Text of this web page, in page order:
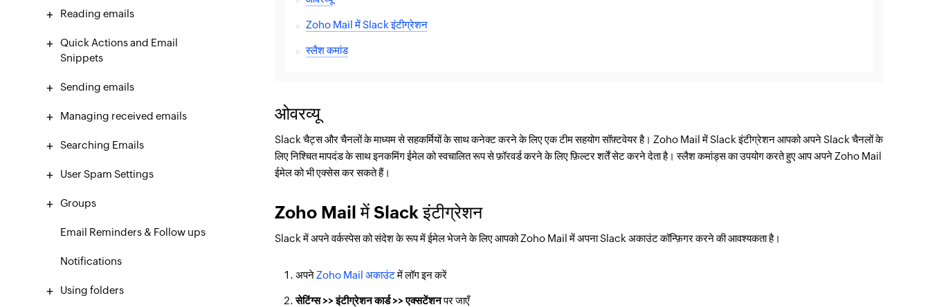
Reading emails
Quick Actions and Email
Snippets
Sending emails
Managing received emails
Searching Emails
User Spam Settings
Groups
Email Reminders & Follow ups
Notifications
Using folders
Zoho Mail में Slack इंटीग्रेशन
स्लैश कमांड
ओवरव्यू
Slack चैट्स और चैनलों के माध्यम से सहकर्मियों के साथ कनेक्ट करने के लिए एक टीम सहयोग सॉफ़्टवेयर है। Zoho Mail में Slack इंटीग्रेशन आपको अपने Slack चैनलों के
लिए निश्चित मापदंड के साथ इनकमिंग ईमेल को स्वचालित रूप से फ़ॉरवर्ड करने के लिए फ़िल्टर शर्तें सेट करने देता है। स्लैश कमांड्स का उपयोग करते हुए आप अपने Zoho Mail
ईमेल को भी एक्सेस कर सकते हैं।
Zoho Mail में Slack इंटीग्रेशन
Slack में अपने वर्कस्पेस को संदेश के रूप में ईमेल भेजने के लिए आपको Zoho Mail में अपना Slack अकाउंट कॉन्फ़िगर करने की आवश्यकता है।
अपने Zoho Mail अकाउंटमें लॉग इन करें
सेटिंग्स >> इंटीग्रेशन कार्ड >> एक्सटेंशनपर जाएँ